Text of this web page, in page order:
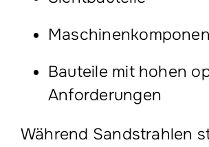
Bauteile mit hohen
Anforderungen
Während Sandstrahlen